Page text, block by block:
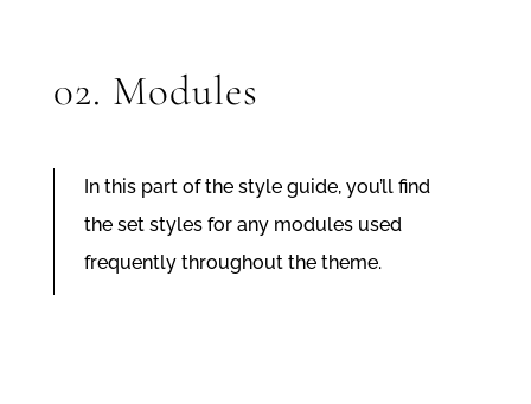
02. Modules
In this part of the style guide, you’ll find
the set styles for any modules used
frequently throughout the theme.